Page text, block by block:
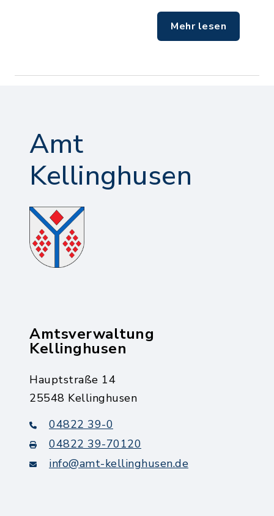
Mehr lesen
Amt
Kellinghusen
Amtsverwaltung
Kellinghusen
Hauptstraße 14
25548 Kellinghusen
04822 39-0
04822 39-70120
info@amt-kellinghusen.de